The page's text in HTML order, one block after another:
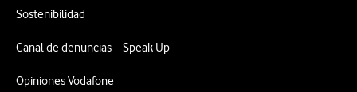
Sostenibilidad
Canal de denuncias – Speak Up
Opiniones Vodafone